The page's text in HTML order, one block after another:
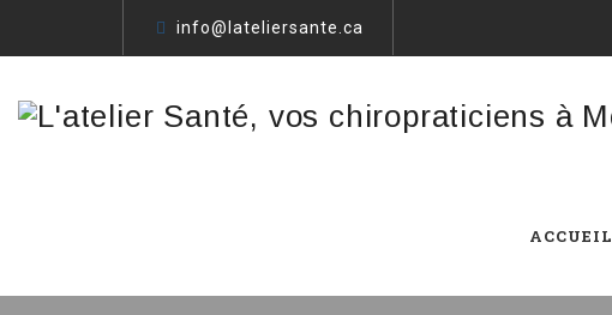
info@lateliersante.ca
ACCUEIL